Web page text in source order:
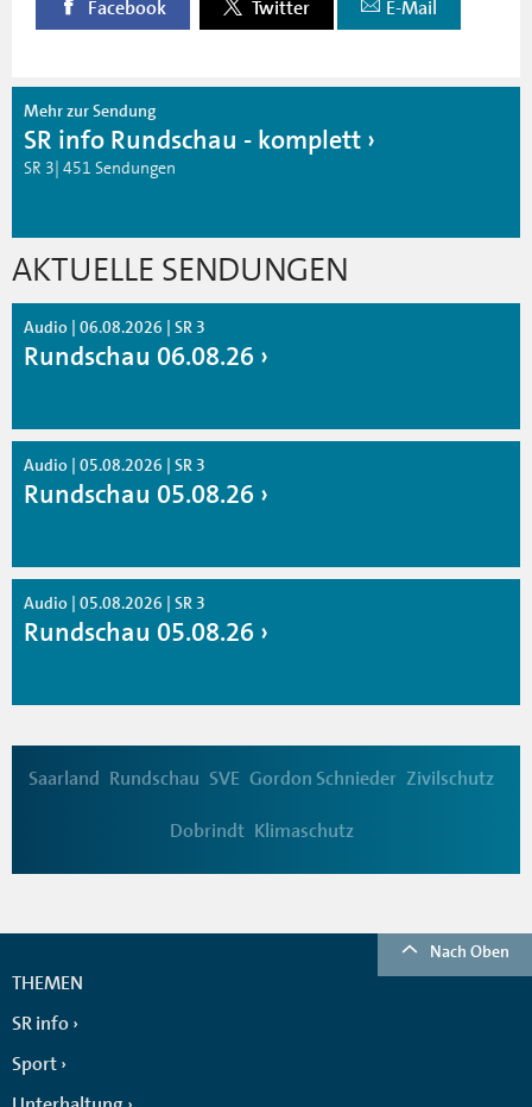
Facebook Twitter E-Mail
Mehr zur Sendung
SR info Rundschau - komplett
SR 3| 451 Sendungen
AKTUELLE SENDUNGEN
Audio | 06.08.2026 | SR 3
Rundschau 06.08.26
Audio | 05.08.2026 | SR 3
Rundschau 05.08.26
Audio | 05.08.2026 | SR 3
Rundschau 05.08.26
Saarland Rundschau SVE Gordon Schnieder Zivilschutz
Dobrindt Klimaschutz
Nach Oben
THEMEN
SR info
Sport